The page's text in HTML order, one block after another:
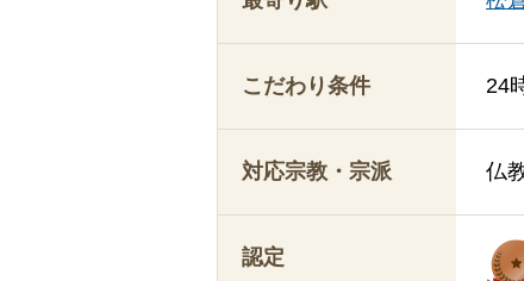
こだわり条件 24
対応宗教・宗派 仏
認定